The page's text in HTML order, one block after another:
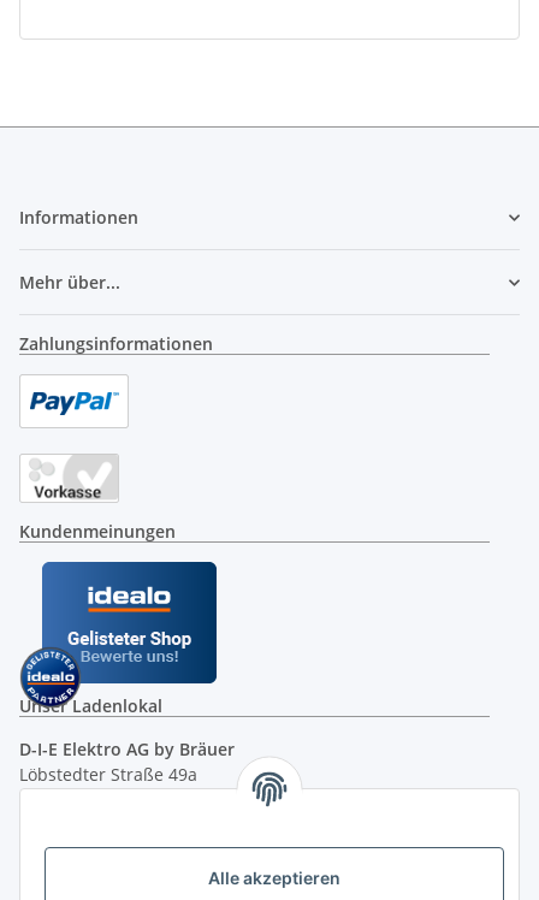
Alle akzeptieren
Informationen
Mehr über...
Zahlungsinformationen
Kundenmeinungen
Unser Ladenlokal
D-I-E Elektro AG by Bräuer
Löbstedter Straße 49a
( siehe Google-Maps )
Öffnungszeiten:
10.00 - 18.00 Uhr